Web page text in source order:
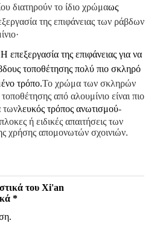
διατηρούν το ίδιο χρώμαως
της επιφάνειας των ράβδων
Η επεξεργασία της επιφάνειας για να
τοποθέτησης πολύ πιο σκληρό
τρόπο.Το χρώμα των σκληρών
από αλουμίνιο είναι πιο
τωνλευκός τρόπος ανωτισμού-
ή ειδικές απαιτήσεις των
χρήσης απομονωτών σχοινιών.
του Xi'an
*